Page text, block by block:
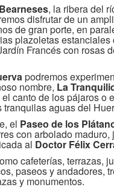
, la ribera del
disfrutar de un
de gran porte, en
plazoletas estanciales
Francés con rosas
podremos
nombre, La
canto de los pájaros o
aguas del
el Paseo de los
con arbolado maduro,
al Doctor Félix
cafeterías, terrazas,
paseos y andadores,
y monumentos.